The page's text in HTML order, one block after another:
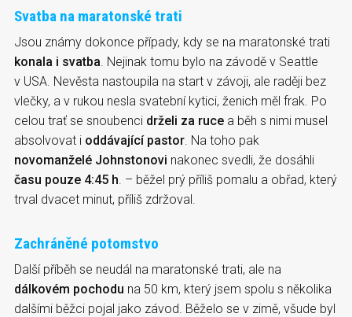
Svatba na maratonské trati
Jsou známy dokonce případy, kdy se na maratonské trati
konala i svatba . Nejinak tomu bylo na závodě v Seattle
v USA. Nevěsta nastoupila na start v závoji, ale raději bez
vlečky, a v rukou nesla svatební kytici, ženich měl frak. Po
celou trať se snoubenci drželi za ruce a běh s nimi musel
absolvovat i oddávající pastor . Na toho pak
novomanželé Johnstonovi nakonec svedli, že dosáhli
času pouze 4:45 h . – běžel prý příliš pomalu a obřad, který
trval dvacet minut, příliš zdržoval.
Zachráněné potomstvo
Další příběh se neudál na maratonské trati, ale na
dálkovém pochodu na 50 km, který jsem spolu s několika
dalšími běžci pojal jako závod. Běželo se v zimě, všude byl